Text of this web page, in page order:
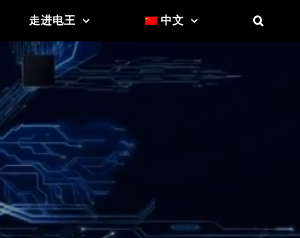
走进电王 中文